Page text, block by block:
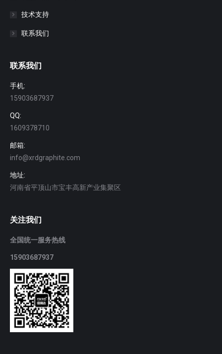
技术支持
联系我们
联系我们
手机:
15903687937
QQ:
1609378710
邮箱:
info@xrdgraphite.com
地址:
河南省平顶山市宝丰高新产业集聚区
关注我们
全国统一服务热线
15903687937